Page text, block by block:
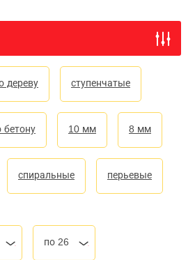
дереву ступенчатые
бетону 10 мм 8 мм
спиральные перьевые
по 26